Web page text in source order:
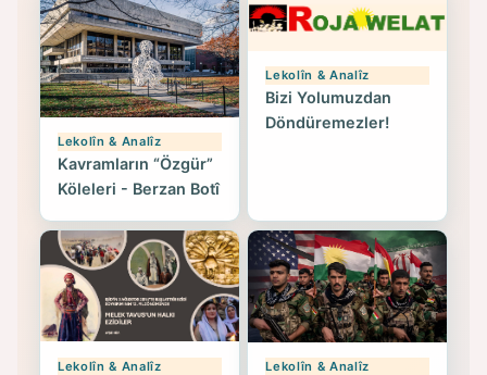
Lekolîn & Analîz
Kavramların “Özgür”
Köleleri - Berzan Botî
Lekolîn & Analîz
Bizi Yolumuzdan
Döndüremezler!
Lekolîn & Analîz Lekolîn & Analîz